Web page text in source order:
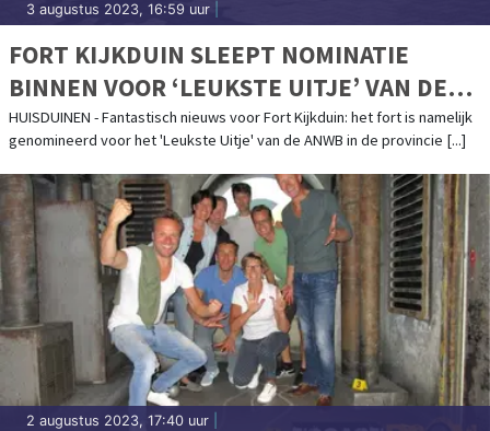
3 augustus 2023, 16:59 uur
FORT KIJKDUIN SLEEPT NOMINATIE
BINNEN VOOR ‘LEUKSTE UITJE’ VAN DE
PROVINCIE!
HUISDUINEN - Fantastisch nieuws voor Fort Kijkduin: het fort is namelijk
genomineerd voor het 'Leukste Uitje' van de ANWB in de provincie [...]
2 augustus 2023, 17:40 uur